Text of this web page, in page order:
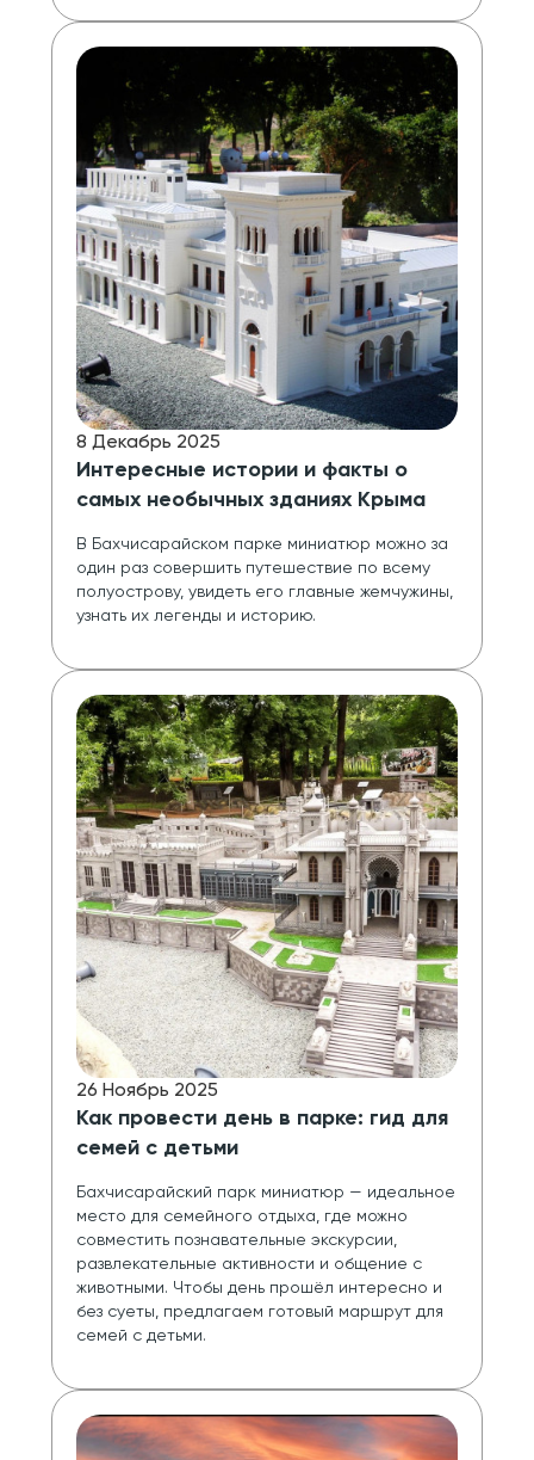
8 Декабрь 2025
Интересные истории и факты о
самых необычных зданиях Крыма
В Бахчисарайском парке миниатюр можно за
один раз совершить путешествие по всему
полуострову, увидеть его главные жемчужины,
узнать их легенды и историю.
26 Ноябрь 2025
Как провести день в парке: гид для
семей с детьми
Бахчисарайский парк миниатюр — идеальное
место для семейного отдыха, где можно
совместить познавательные экскурсии,
развлекательные активности и общение с
животными. Чтобы день прошёл интересно и
без суеты, предлагаем готовый маршрут для
семей с детьми.